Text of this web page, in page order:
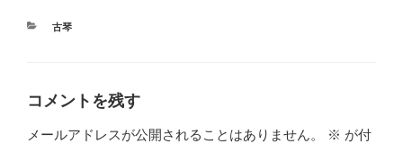
カ
古琴
コメントを残す
メールアドレスが公開されることはありません。 ※ が付